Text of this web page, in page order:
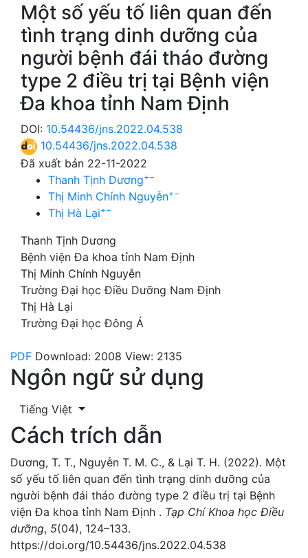
Một số yếu tố liên quan đến
tình trạng dinh dưỡng của
người bệnh đái tháo đường
type 2 điều trị tại Bệnh viện
Đa khoa tỉnh Nam Định
DOI: 10.54436/jns.2022.04.538
10.54436/jns.2022.04.538
Đã xuất bản 22-11-2022
Thanh Tịnh Dương+−
Thị Minh Chính Nguyễn+−
Thị Hà Lại+−
Thanh Tịnh Dương
Bệnh viện Đa khoa tỉnh Nam Định
Thị Minh Chính Nguyễn
Trường Đại học Điều Dưỡng Nam Định
Thị Hà Lại
Trường Đại học Đông Á
PDF Download: 2008 View: 2135
Ngôn ngữ sử dụng
Tiếng Việt
Cách trích dẫn
Dương, T. T., Nguyễn T. M. C., & Lại T. H. (2022). Một
số yếu tố liên quan đến tình trạng dinh dưỡng của
người bệnh đái tháo đường type 2 điều trị tại Bệnh
viện Đa khoa tỉnh Nam Định . Tạp Chí Khoa học Điều
dưỡng, 5(04), 124–133.
https://doi.org/10.54436/jns.2022.04.538